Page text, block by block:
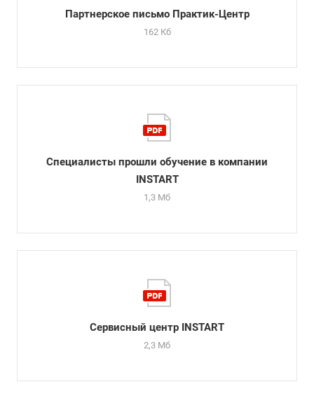
Партнерское письмо Практик-Центр
162 Кб
Специалисты прошли обучение в компании
INSTART
1,3 Мб
Сервисный центр INSTART
2,3 Мб